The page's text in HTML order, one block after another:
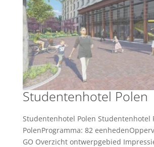
Studentenhotel Polen
Studentenhotel Polen Studentenhotel
PolenProgramma: 82
GO Overzicht ontwerpgebied